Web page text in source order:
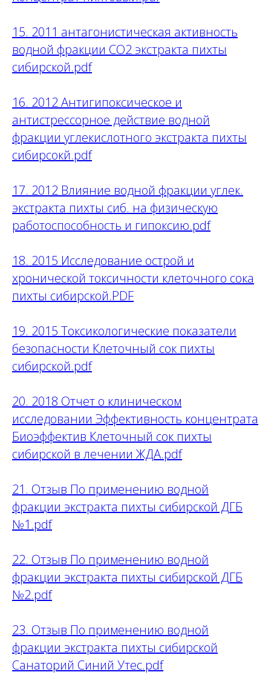
15. 2011 антагонистическая активность
водной фракции СО2 экстракта пихты
сибирской.pdf
16. 2012 Антигипоксическое и
антистрессорное действие водной
фракции углекислотного экстракта пихты
сибирсокй.pdf
17. 2012 Влияние водной фракции углек.
экстракта пихты сиб. на физическую
работоспособность и гипоксию.pdf
18. 2015 Исследование острой и
хронической токсичности клеточного сока
пихты сибирской.PDF
19. 2015 Токсикологические показатели
безопасности Клеточный сок пихты
сибирской.pdf
20. 2018 Отчет о клиническом
исследовании Эффективность концентрата
Биоэффектив Клеточный сок пихты
сибирской в лечении ЖДА.pdf
21. Отзыв По применению водной
фракции экстракта пихты сибирской ДГБ
№1.pdf
22. Отзыв По применению водной
фракции экстракта пихты сибирской ДГБ
№2.pdf
23. Отзыв По применению водной
фракции экстракта пихты сибирской
Санаторий Синий Утес.pdf